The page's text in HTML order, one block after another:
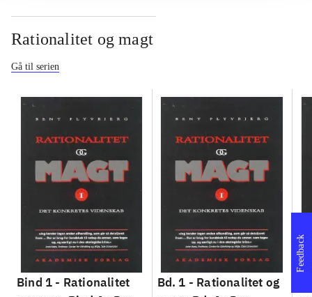
Rationalitet og magt
Gå til serien
Bind 1 - Rationalitet
Bd. 1 - Rationalitet og
Feedback